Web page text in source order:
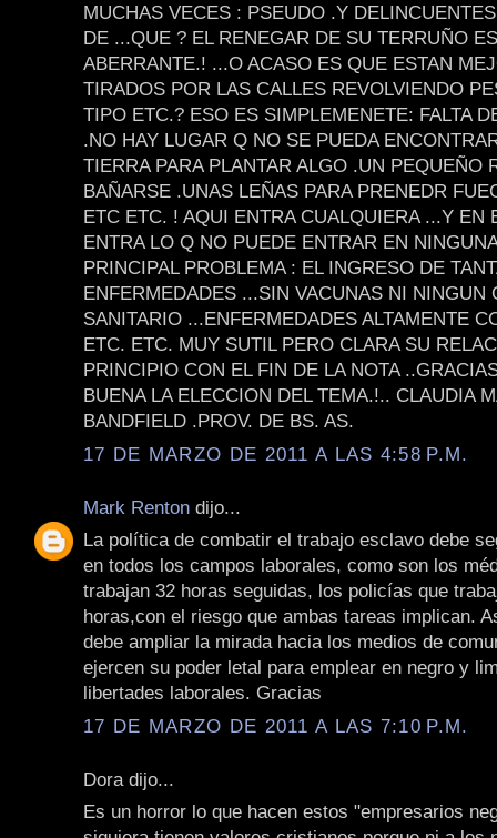
MUCHAS VECES : PSEUDO .Y
DE ...QUE ? EL RENEGAR DE SU TERRUÑO
ABERRANTE.! ...O ACASO ES QUE ESTAN
TIRADOS POR LAS CALLES REVOLVIENDO
TIPO ETC.? ESO ES SIMPLEMENETE: FALTA
.NO HAY LUGAR Q NO SE PUEDA
TIERRA PARA PLANTAR ALGO .UN PEQUEÑO
BAÑARSE .UNAS LEÑAS PARA PRENEDR
ETC ETC. ! AQUI ENTRA CUALQUIERA ...Y EN
ENTRA LO Q NO PUEDE ENTRAR EN
PRINCIPAL PROBLEMA : EL INGRESO DE
ENFERMEDADES ...SIN VACUNAS NI NINGUN
SANITARIO ...ENFERMEDADES ALTAMENTE
ETC. ETC. MUY SUTIL PERO CLARA SU
PRINCIPIO CON EL FIN DE LA NOTA
BUENA LA ELECCION DEL TEMA.!.. CLAUDIA
BANDFIELD .PROV. DE BS. AS.
17 DE MARZO DE 2011 A LAS 4:58 P.M.
Mark Renton dijo...
La política de combatir el trabajo esclavo debe
en todos los campos laborales, como son los
trabajan 32 horas seguidas, los policías que
horas,con el riesgo que ambas tareas implican.
debe ampliar la mirada hacia los medios de
ejercen su poder letal para emplear en negro y
libertades laborales. Gracias
17 DE MARZO DE 2011 A LAS 7:10 P.M.
Dora dijo...
Es un horror lo que hacen estos "empresarios